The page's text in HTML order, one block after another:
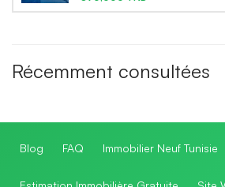
Récemment consultées
Blog FAQ Immobilier Neuf Tunisie